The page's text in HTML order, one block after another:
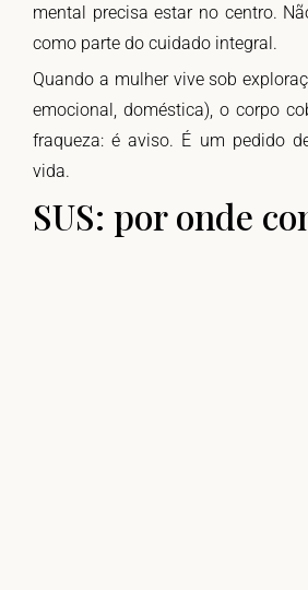
mental precisa estar no centro.
como parte do cuidado integral.
Quando a mulher vive sob
emocional, doméstica), o corpo
fraqueza: é aviso. É um pedido
vida.
SUS: por onde